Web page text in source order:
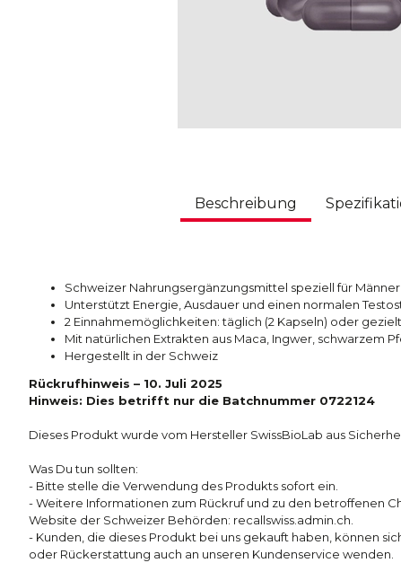
Beschreibung
Schweizer Nahrungsergänzungsmittel speziell für
Unterstützt Energie, Ausdauer und einen normalen
2 Einnahmemöglichkeiten: täglich (2 Kapseln) oder
Mit natürlichen Extrakten aus Maca, Ingwer, schwarzem
Hergestellt in der Schweiz
Rückrufhinweis – 10. Juli 2025
Hinweis: Dies betrifft nur die Batchnummer 0722124
Dieses Produkt wurde vom Hersteller SwissBioLab aus
Was Du tun sollten:
- Bitte stelle die Verwendung des Produkts sofort ein.
- Weitere Informationen zum Rückruf und zu den betroffenen
Website der Schweizer Behörden: recallswiss.admin.ch.
- Kunden, die dieses Produkt bei uns gekauft haben, können
oder Rückerstattung auch an unseren Kundenservice wenden.